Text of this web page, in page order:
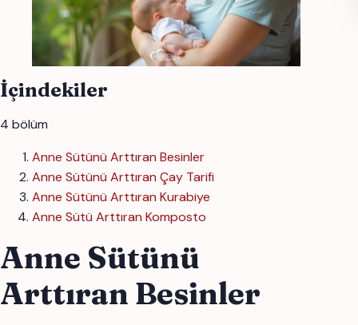
İçindekiler
4 bölüm
Anne Sütünü Arttıran Besinler
Anne Sütünü Arttıran Çay Tarifi
Anne Sütünü Arttıran Kurabiye
Anne Sütü Arttıran Komposto
Anne Sütünü
Arttıran Besinler